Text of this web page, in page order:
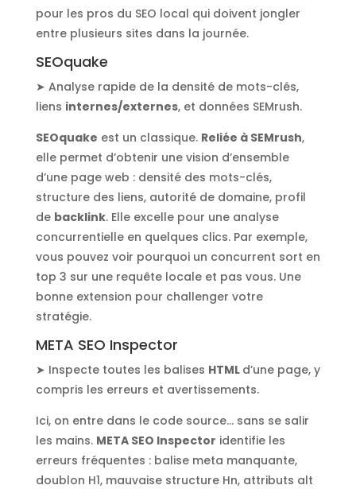
pour les pros du SEO local qui doivent jongler
entre plusieurs sites dans la journée.
SEOquake
➤ Analyse rapide de la densité de mots-clés,
liens internes/externes, et données SEMrush.
SEOquake est un classique. Reliée à SEMrush,
elle permet d’obtenir une vision d’ensemble
d’une page web : densité des mots-clés,
structure des liens, autorité de domaine, profil
de backlink. Elle excelle pour une analyse
concurrentielle en quelques clics. Par exemple,
vous pouvez voir pourquoi un concurrent sort en
top 3 sur une requête locale et pas vous. Une
bonne extension pour challenger votre
stratégie.
META SEO Inspector
➤ Inspecte toutes les balises HTML d’une page, y
compris les erreurs et avertissements.
Ici, on entre dans le code source… sans se salir
les mains. META SEO Inspector identifie les
erreurs fréquentes : balise meta manquante,
doublon H1, mauvaise structure Hn, attributs alt